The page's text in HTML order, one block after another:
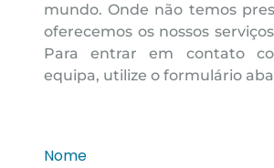
mundo. Onde não temos
oferecemos os nossos
Para entrar em contato
equipa, utilize o formulário
Nome